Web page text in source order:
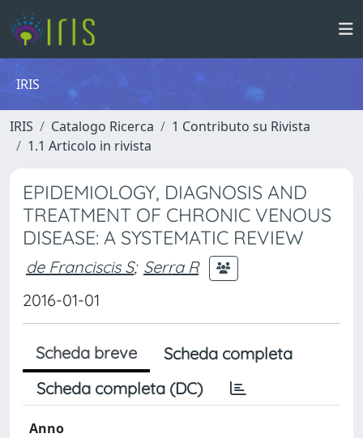
IRIS
IRIS Catalogo Ricerca
1 Contributo su Rivista
1.1 Articolo in rivista
EPIDEMIOLOGY, DIAGNOSIS AND
TREATMENT OF CHRONIC VENOUS
DISEASE: A SYSTEMATIC REVIEW
de Franciscis S; Serra R
2016-01-01
Scheda breve
Scheda completa
Scheda completa (DC)
Anno